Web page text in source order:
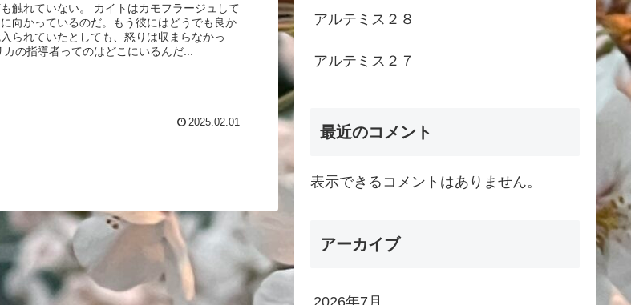
触れていない。 カイトはカモフラージュして
向かっているのだ。もう彼にはどうでも良か
られていたとしても、怒りは収まらなかっ
の指導者ってのはどこにいるんだ...
2025.02.01
アルテミス２８
アルテミス２７
最近のコメント
表示できるコメントはありません。
アーカイブ
2026年7月